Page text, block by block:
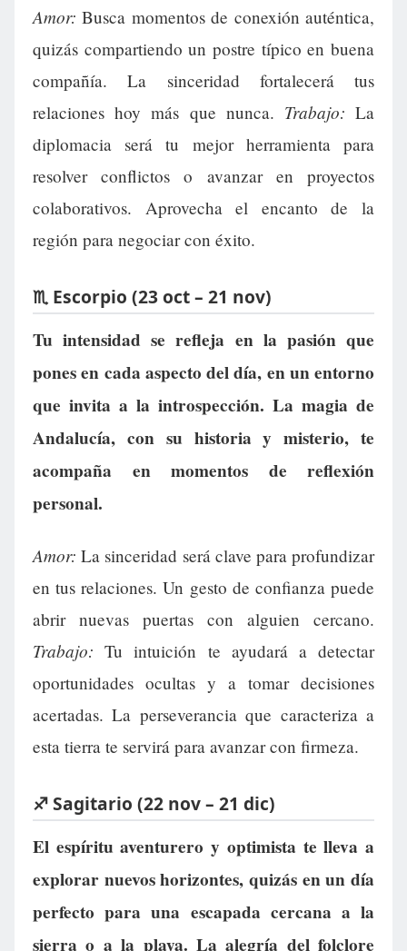
Amor: Busca momentos de conexión auténtica,
quizás compartiendo un postre típico en buena
compañía. La sinceridad fortalecerá tus
relaciones hoy más que nunca. Trabajo: La
diplomacia será tu mejor herramienta para
resolver conflictos o avanzar en proyectos
colaborativos. Aprovecha el encanto de la
región para negociar con éxito.
♏ Escorpio (23 oct – 21 nov)
Tu intensidad se refleja en la pasión que
pones en cada aspecto del día, en un entorno
que invita a la introspección. La magia de
Andalucía, con su historia y misterio, te
acompaña en momentos de reflexión
personal.
Amor: La sinceridad será clave para profundizar
en tus relaciones. Un gesto de confianza puede
abrir nuevas puertas con alguien cercano.
Trabajo: Tu intuición te ayudará a detectar
oportunidades ocultas y a tomar decisiones
acertadas. La perseverancia que caracteriza a
esta tierra te servirá para avanzar con firmeza.
♐ Sagitario (22 nov – 21 dic)
El espíritu aventurero y optimista te lleva a
explorar nuevos horizontes, quizás en un día
perfecto para una escapada cercana a la
sierra o a la playa. La alegría del folclore